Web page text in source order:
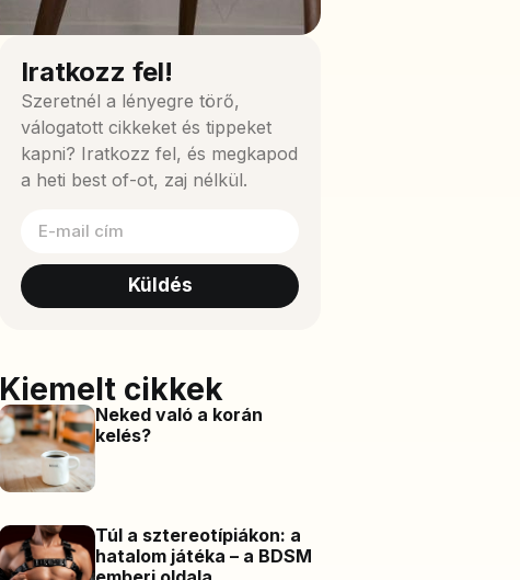
Iratkozz fel!
Szeretnél a lényegre törő,
válogatott cikkeket és tippeket
kapni? Iratkozz fel, és megkapod
a heti best of-ot, zaj nélkül.
Küldés
Kiemelt cikkek
Neked való a korán
kelés?
Túl a sztereotípiákon: a
hatalom játéka – a BDSM